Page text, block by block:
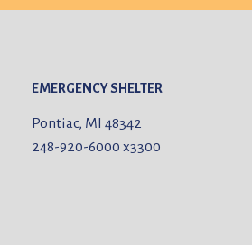
EMERGENCY SHELTER
Pontiac, MI 48342
248-920-6000x3300